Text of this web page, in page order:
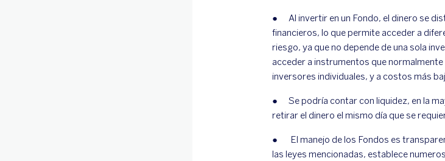
● Al invertir en un Fondo, el dinero se
financieros, lo que permite acceder a
riesgo, ya que no depende de una sola
acceder a instrumentos que
inversores individuales, y a costos más
● Se podría contar con liquidez, en la
retirar el dinero el mismo día que se
● El manejo de los Fondos es
las leyes mencionadas, establece